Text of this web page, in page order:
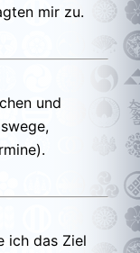
mir zu.
und
ich das Ziel